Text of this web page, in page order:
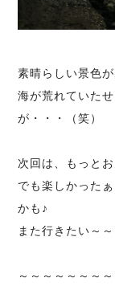
素晴らしい景色
海が荒れていた
が・・・（笑）
次回は、もっと
でも楽しかった
かも♪
また行きたい～～
～～～～～～～